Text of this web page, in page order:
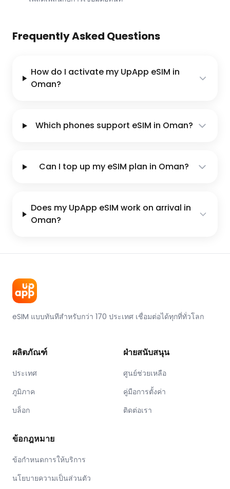
Frequently Asked Questions
How do I activate my UpApp eSIM in
Oman?
Which phones support eSIM in Oman?
Can I top up my eSIM plan in Oman?
Does my UpApp eSIM work on arrival in
Oman?
eSIM แบบทันทีสำหรับกว่า 170 ประเทศ เชื่อมต่อได้ทุกที่ทั่วโลก
ผลิตภัณฑ์
ประเทศ
ภูมิภาค
บล็อก
ฝ่ายสนับสนุน
ศูนย์ช่วยเหลือ
คู่มือการตั้งค่า
ติดต่อเรา
ข้อกฎหมาย
ข้อกำหนดการให้บริการ
นโยบายความเป็นส่วนตัว